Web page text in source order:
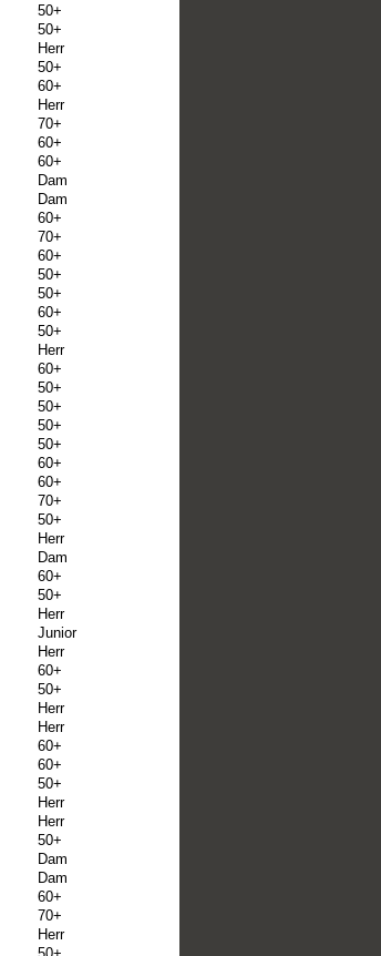
50+
50+
Herr
50+
60+
Herr
70+
60+
60+
Dam
Dam
60+
70+
60+
50+
50+
60+
50+
Herr
60+
50+
50+
50+
50+
60+
60+
70+
50+
Herr
Dam
60+
50+
Herr
Junior
Herr
60+
50+
Herr
Herr
60+
60+
50+
Herr
Herr
50+
Dam
Dam
60+
70+
Herr